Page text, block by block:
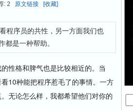
: 2 原文链接 [收藏]
程序员的共性，另一方面我们也
是一种帮助。
性格和脾气也是比较相近的。当
10种能把程序惹毛了的事情。一方
无论怎么样，我都希望他们对你的